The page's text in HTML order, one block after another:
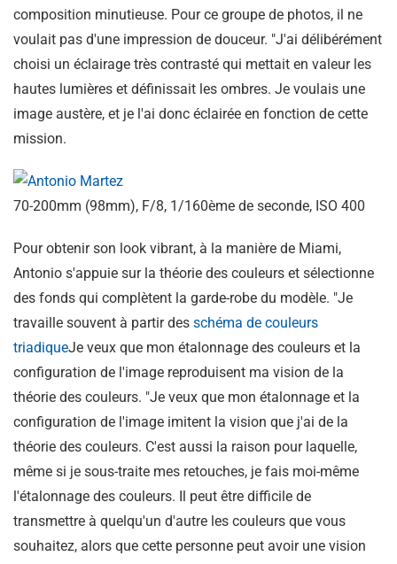
composition minutieuse. Pour ce groupe de photos, il ne
voulait pas d'une impression de douceur. "J'ai délibérément
choisi un éclairage très contrasté qui mettait en valeur les
hautes lumières et définissait les ombres. Je voulais une
image austère, et je l'ai donc éclairée en fonction de cette
mission.
70-200mm (98mm), F/8, 1/160ème de seconde, ISO 400
Pour obtenir son look vibrant, à la manière de Miami,
Antonio s'appuie sur la théorie des couleurs et sélectionne
des fonds qui complètent la garde-robe du modèle. "Je
travaille souvent à partir des schéma de couleurs
triadiqueJe veux que mon étalonnage des couleurs et la
configuration de l'image reproduisent ma vision de la
théorie des couleurs. "Je veux que mon étalonnage et la
configuration de l'image imitent la vision que j'ai de la
théorie des couleurs. C'est aussi la raison pour laquelle,
même si je sous-traite mes retouches, je fais moi-même
l'étalonnage des couleurs. Il peut être difficile de
transmettre à quelqu'un d'autre les couleurs que vous
souhaitez, alors que cette personne peut avoir une vision